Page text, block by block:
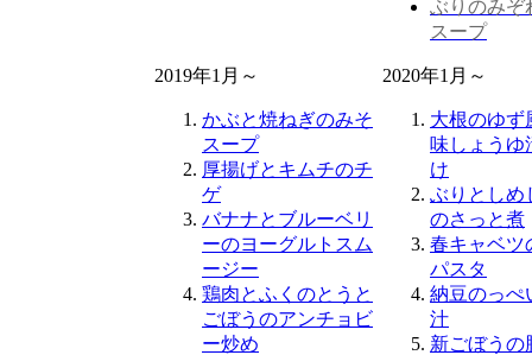
ぶりのみぞ
スープ
2019年1月～
かぶと焼ねぎのみそ
スープ
厚揚げとキムチのチ
ゲ
バナナとブルーベリ
ーのヨーグルトスム
ージー
鶏肉とふくのとうと
ごぼうのアンチョビ
ー炒め
2020年1月～
大根のゆず
味しょうゆ
け
ぶりとしめ
のさっと煮
春キャベツ
パスタ
納豆のっぺ
汁
新ごぼうの